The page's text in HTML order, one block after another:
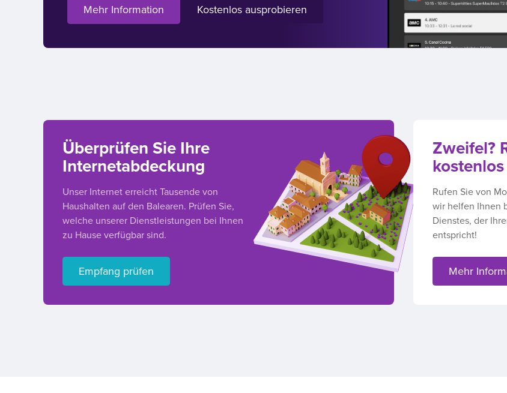
Mehr Information Kostenlos ausprobieren
Überprüfen Sie Ihre
Internetabdeckung
Unser Internet erreicht Tausende von
Haushalten auf den Balearen. Prüfen Sie,
welche unserer Dienstleistungen bei Ihnen
zu Hause verfügbar sind.
Empfang prüfen
Zweifel?
Rufen Sie von
wir helfen Ihnen
Dienstes, der
entspricht!
Mehr